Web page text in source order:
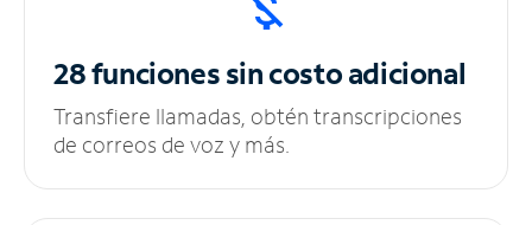
28 funciones sincosto adicional
Transfiere llamadas, obtén transcripciones
de correos de voz y más.